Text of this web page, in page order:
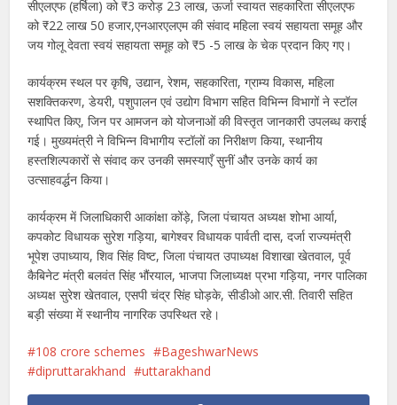
सीएलएफ (हर्षिला) को ₹3 करोड़ 23 लाख, ऊर्जा स्वायत सहकारिता सीएलएफ
को ₹22 लाख 50 हजार,एनआरएलएम की संवाद महिला स्वयं सहायता समूह और
जय गोलू देवता स्वयं सहायता समूह को ₹5 -5 लाख के चेक प्रदान किए गए।
कार्यक्रम स्थल पर कृषि, उद्यान, रेशम, सहकारिता, ग्राम्य विकास, महिला
सशक्तिकरण, डेयरी, पशुपालन एवं उद्योग विभाग सहित विभिन्न विभागों ने स्टॉल
स्थापित किए, जिन पर आमजन को योजनाओं की विस्तृत जानकारी उपलब्ध कराई
गई। मुख्यमंत्री ने विभिन्न विभागीय स्टॉलों का निरीक्षण किया, स्थानीय
हस्तशिल्पकारों से संवाद कर उनकी समस्याएँ सुनीं और उनके कार्य का
उत्साहवर्द्धन किया।
कार्यक्रम में जिलाधिकारी आकांक्षा कोंड़े, जिला पंचायत अध्यक्ष शोभा आर्या,
कपकोट विधायक सुरेश गड़िया, बागेश्वर विधायक पार्वती दास, दर्जा राज्यमंत्री
भूपेश उपाध्याय, शिव सिंह विष्ट, जिला पंचायत उपाध्यक्ष विशाखा खेतवाल, पूर्व
कैबिनेट मंत्री बलवंत सिंह भौंरयाल, भाजपा जिलाध्यक्ष प्रभा गड़िया, नगर पालिका
अध्यक्ष सुरेश खेतवाल, एसपी चंद्र सिंह घोड़के, सीडीओ आर.सी. तिवारी सहित
बड़ी संख्या में स्थानीय नागरिक उपस्थित रहे।
108 crore schemes
BageshwarNews
dipruttarakhand
uttarakhand